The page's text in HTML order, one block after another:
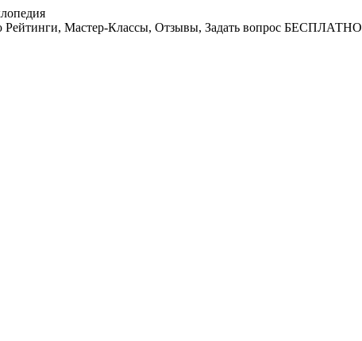
Рейтинги, Мастер-Классы, Отзывы, Задать вопрос БЕСПЛАТНО